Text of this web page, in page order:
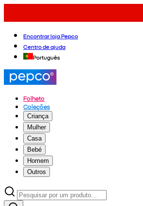
Encontrar loja Pepco
Centro de ajuda
Português
Folheto
Coleções
Criança
Mulher
Casa
Bebé
Homem
Outros